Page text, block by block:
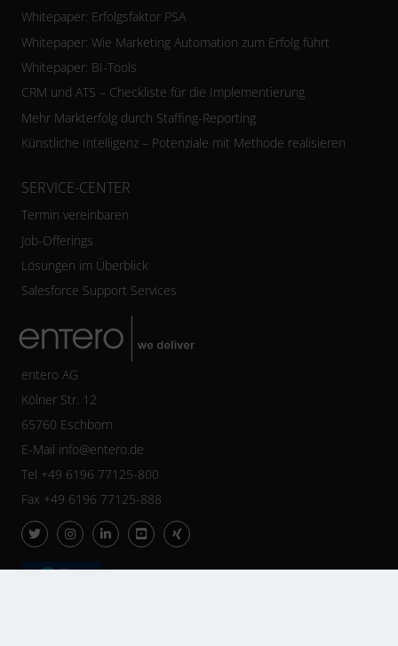
Whitepaper: Erfolgsfaktor PSA
Whitepaper: Wie Marketing Automation zum Erfolg führt
Whitepaper: BI-Tools
CRM und ATS – Checkliste für die Implementierung
Mehr Markterfolg durch Staffing-Reporting
Künstliche Intelligenz – Potenziale mit Methode realisieren
SERVICE-CENTER
Termin vereinbaren
Job-Offerings
Lösungen im Überblick
Salesforce Support Services
entero AG
Kölner Str. 12
65760 Eschborn
E-Mail info@entero.de
Tel +49 6196 77125-800
Fax +49 6196 77125-888